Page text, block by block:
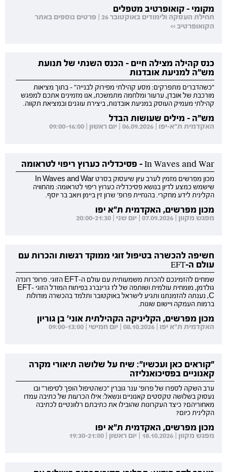
מקומי - קואופרטיב מטפלים
תחילת העסקה ולימודים באוקטובר 26 | פרטים נוספים באתר
הקואופרטיב >>
כנס קהילה מצילה חיים - הכנס השנתי של תנועת
מש"ה למניעת אובדנות
"כשהדברים מתפרקים: מסע קהילתי מפירוק לבנייה" - בתוך מציאות
מורכבת של אובדן, ערעור ומלחמה מתמשכת, אנו מזמינים אתכם למפגש
קהילתי מעמיק העוסק במניעת אובדנות, ביצירת עוגנים ובמציאת תקווה.
מש"ה - מילים שעושות הבדל
האקדמית ת"א-יפו | 06.09.2026 | יום ראשון | 09:00-16:00
In Waves and War - פסיכדליה כערוץ ריפוי לטראומה
מכון מפרשים מזמין לערב עיון שיעסוק בסרט In Waves and War
שישמש כמצע לדיון בנושא פסיכדליה כערוץ ריפוי לטראומה: מהחוויה
הקלינית לידע מחקרי. בהנחיית פרופ' שרון זין ביימן ויואב בר יוסף.
מכון מפרשים, האקדמית ת"א יפו
מפגש מקוון | 07.09.2026 | יום שני | 20:00-21:30
חשיפה להכשרה בטיפול זוגי ממוקד רגשות והכרות עם
עולם ה-EFT
שמחים להזמינכם להכרות משמעותית עם עולם ה-EFT הזוגי. פרופ' רונדה
גולדמן, מומחית עולמית ושותפה של לז גרינברג בפיתוח המודל הזוגי EFT-
C, נענתה להזמנתנו ותגיע לישראל באוקטובר ותלמד בהכשרה מודולות
ברמות העמקה ויישום שונות.
מכון מפרשים, הקליניקה הקהילתית אוני' בן גוריון
האקדמית ת"א יפו | 08.10.2026 | יום חמישי | 09:00-13:00
"קוראים כאן ועכשיו": שיח על שלושה תיאורי מקרה
קאנוניים בפסיכואנליזה
ערב השקה לספרו של פרופ' ענר גוברין "כשהטיפול הופך לסיפור" ובו
נעסוק בשלושה טקסטים קאנוניים ונשאל: אילו הכרעות של כתיבה עמדו
מאחוריהם? כיצד העקרונות שהובילו את כתיבתם רלוונטיים לכתיבה
הקלינית כיום?
מכון מפרשים, האקדמית ת"א יפו
מפגש מקוון | 18.10.2026 | יום ראשון | 19:30-21:00